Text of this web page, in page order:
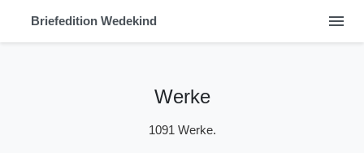
Briefedition Wedekind menu
Werke
1091 Werke.